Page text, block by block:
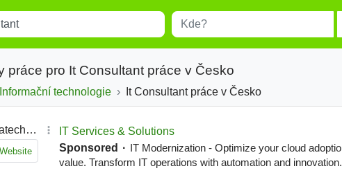
Místo
results.
práce pro It Consultant práce v Česko
Informační technologie It Consultant práce v Česko